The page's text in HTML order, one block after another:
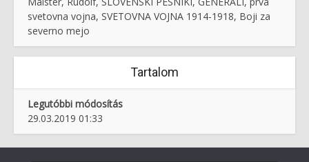
svetovna vojna, SVETOVNA VOJNA 1914-1918, Boji za
severno mejo
Tartalom
Legutóbbi módosítás
29.03.2019 01:33